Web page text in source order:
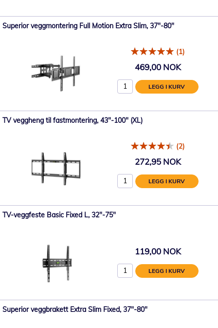
Superior veggmontering Full Motion Extra Slim, 37"-80"
(1)
469,00 NOK
LEGG I KURV
TV veggheng til fastmontering, 43"-100" (XL)
(2)
272,95 NOK
LEGG I KURV
TV-veggfeste Basic Fixed L, 32"-75"
119,00 NOK
LEGG I KURV
Superior veggbrakett Extra Slim Fixed, 37"-80"